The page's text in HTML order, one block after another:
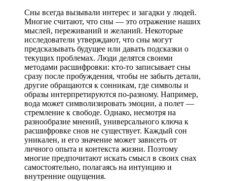
Сны всегда вызывали интерес и загадки у людей.
Многие считают, что сны — это отражение наших
мыслей, переживаний и желаний. Некоторые
исследователи утверждают, что сны могут
предсказывать будущее или давать подсказки о
текущих проблемах. Люди делятся своими
методами расшифровки: кто-то записывает сны
сразу после пробуждения, чтобы не забыть детали,
другие обращаются к сонникам, где символы и
образы интерпретируются по-разному. Например,
вода может символизировать эмоции, а полет —
стремление к свободе. Однако, несмотря на
разнообразие мнений, универсального ключа к
расшифровке снов не существует. Каждый сон
уникален, и его значение может зависеть от
личного опыта и контекста жизни. Поэтому
многие предпочитают искать смысл в своих снах
самостоятельно, полагаясь на интуицию и
внутренние ощущения.